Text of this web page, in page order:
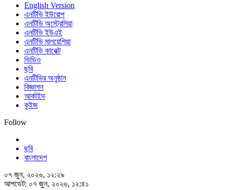
English Version
এনটিভি ইউরোপ
এনটিভি অস্ট্রেলিয়া
এনটিভি ইউএই
এনটিভি মালয়েশিয়া
এনটিভি কানেক্ট
ভিডিও
ছবি
এনটিভির অনুষ্ঠান
বিজ্ঞাপন
আর্কাইভ
কুইজ
Follow
ছবি
বাংলাদেশ
০৭ জুন, ২০২৬, ১২:২৯
আপডেট: ০৭ জুন, ২০২৬, ১২:৪১